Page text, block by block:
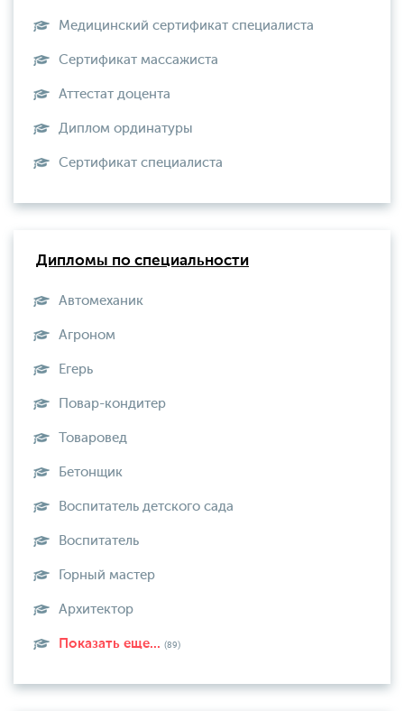
Медицинский сертификат специалиста
Сертификат массажиста
Аттестат доцента
Диплом ординатуры
Сертификат специалиста
Дипломы по специальности
Автомеханик
Агроном
Егерь
Повар-кондитер
Товаровед
Бетонщик
Воспитатель детского сада
Воспитатель
Горный мастер
Архитектор
Показать еще... (89)